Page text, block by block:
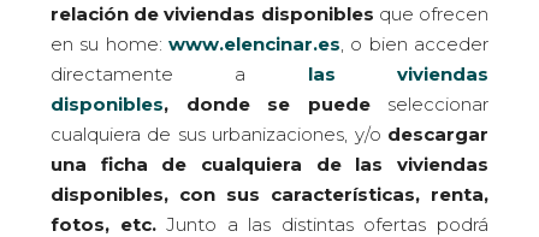
relación de viviendas disponibles que ofrecen
en su home: www.elencinar.es , o bien acceder
directamente a
las viviendas
disponibles, donde se puede seleccionar
cualquiera de sus urbanizaciones, y/o descargar
una ficha de cualquiera de las viviendas
disponibles, con sus características, renta,
fotos, etc.Junto a las distintas ofertas podrá